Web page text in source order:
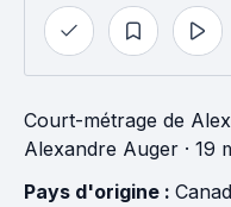
Court-métrage de
Alexandre Auger · 19
Pays d'origine :